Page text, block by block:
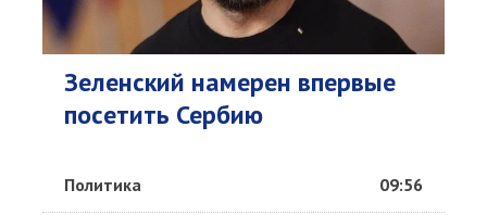
Зеленский намерен впервые
посетить Сербию
Политика 09:56